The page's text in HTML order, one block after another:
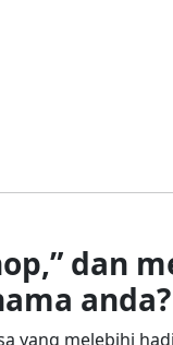
dan
anda?
melebihi